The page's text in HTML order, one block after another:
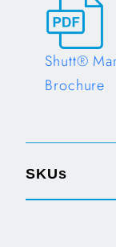
Shutt®
Brochure
SKUs